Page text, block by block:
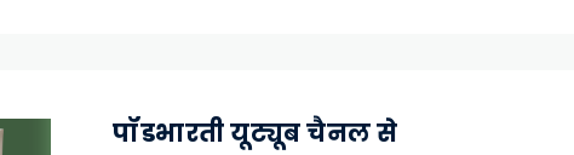
पॉडभारती यूट्यूब चैनल से